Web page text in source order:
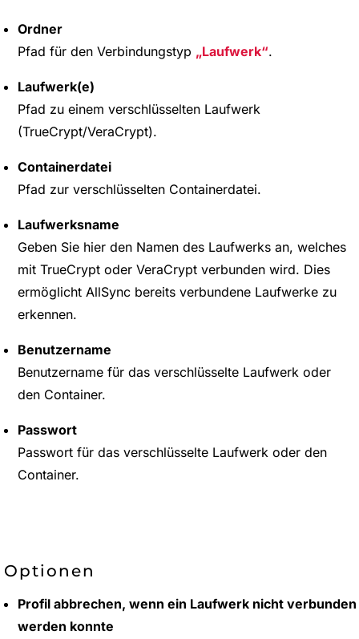
Ordner
Pfad für den Verbindungstyp
Laufwerk .
Laufwerk(e)
Pfad zu einem verschlüsselten Laufwerk
(TrueCrypt/VeraCrypt).
Containerdatei
Pfad zur verschlüsselten Containerdatei.
Laufwerksname
Geben Sie hier den Namen des Laufwerks an, welches
mit TrueCrypt oder VeraCrypt verbunden wird. Dies
ermöglicht AllSync bereits verbundene Laufwerke zu
erkennen.
Benutzername
Benutzername für das verschlüsselte Laufwerk oder
den Container.
Passwort
Passwort für das verschlüsselte Laufwerk oder den
Container.
Optionen
Profil abbrechen, wenn ein Laufwerk nicht verbunden
werden konnte